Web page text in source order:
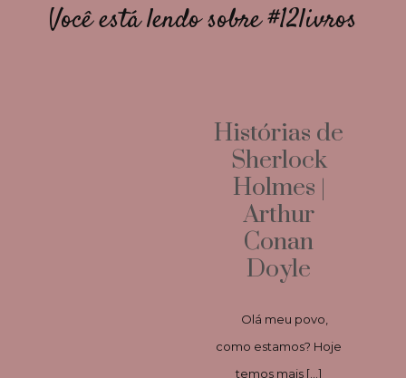
Você está lendo sobre #12livros
Histórias de
Sherlock
Holmes |
Arthur
Conan
Doyle
Olá meu povo,
como estamos? Hoje
temos mais […]